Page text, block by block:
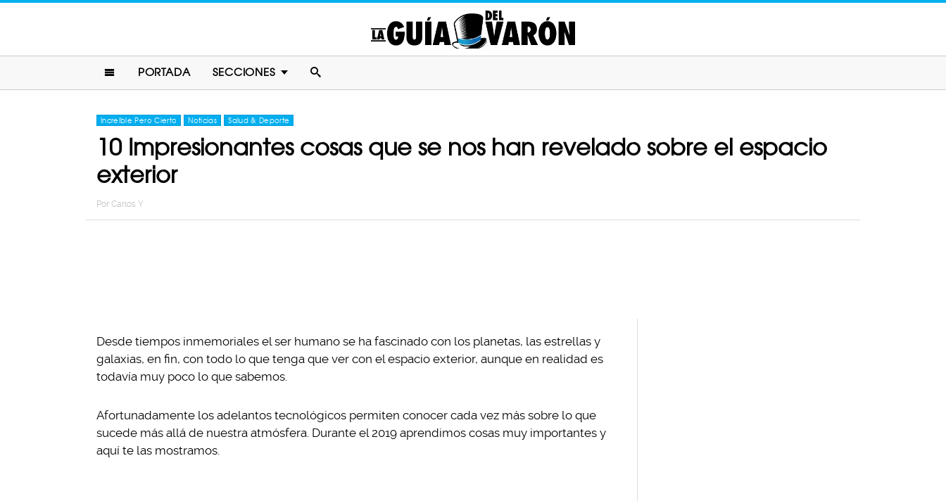
PORTADA SECCIONES
Increíble Pero Cierto Noticias Salud & Deporte
10 Impresionantes cosas que se nos han revelado sobre el espacio
exterior
Por Carlos Y
Desde tiempos inmemoriales el ser humano se ha fascinado con los planetas, las estrellas y
galaxias, en fin, con todo lo que tenga que ver con el espacio exterior, aunque en realidad es
todavía muy poco lo que sabemos.
Afortunadamente los adelantos tecnológicos permiten conocer cada vez más sobre lo que
sucede más allá de nuestra atmósfera. Durante el 2019 aprendimos cosas muy importantes y
aquí te las mostramos.